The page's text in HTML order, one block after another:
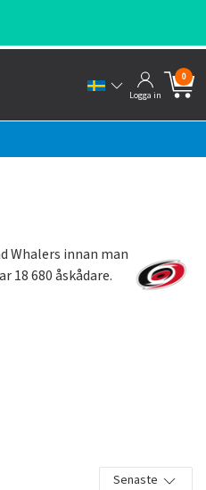
Logga in
0
Whalers innan man
18 680 åskådare.
Senaste